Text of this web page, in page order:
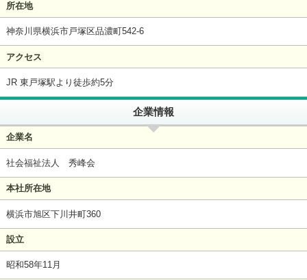
所在地
神奈川県横浜市戸塚区品濃町542-6
アクセス
JR 東戸塚駅より徒歩約5分
企業情報
企業名
社会福祉法人 秀峰会
本社所在地
横浜市旭区下川井町360
設立
昭和58年11月